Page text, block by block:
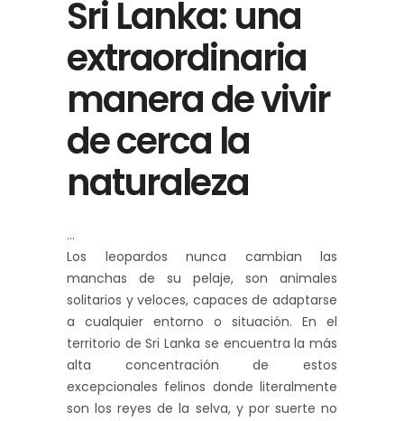
Sri Lanka: una
extraordinaria
manera de vivir
de cerca la
naturaleza
Los leopardos nunca cambian las
manchas de su pelaje, son animales
solitarios y veloces, capaces de adaptarse
a cualquier entorno o situación. En el
territorio de Sri Lanka se encuentra la más
alta concentración de estos
excepcionales felinos donde literalmente
son los reyes de la selva, y por suerte no